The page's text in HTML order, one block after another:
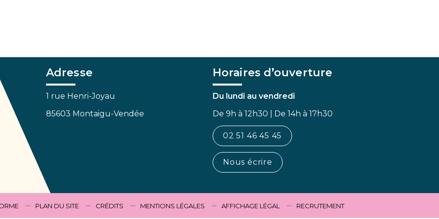
Adresse
1 rue Henri-Joyau
85603 Montaigu-Vendée
Horaires d’ouverture
Du lundi au vendredi
De 9h à 12h30 | De 14h à 17h30
02 51 46 45 45
Nous écrire
PLAN DU SITE CRÉDITS MENTIONS LÉGALES AFFICHAGE LÉGAL RECRUTEMENT